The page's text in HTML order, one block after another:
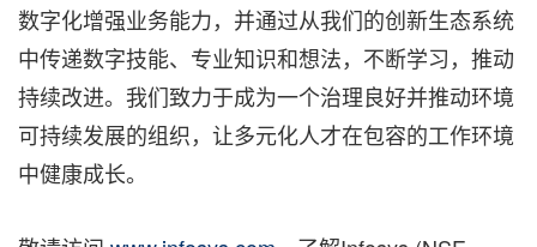
数字化增强业务能力，并通过从我们的创新生态系统
中传递数字技能、专业知识和想法，不断学习，推动
持续改进。我们致力于成为一个治理良好并推动环境
可持续发展的组织，让多元化人才在包容的工作环境
中健康成长。